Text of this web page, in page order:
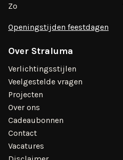
Zo
Openingstijden feestdagen
Over Straluma
Verlichtingsstijlen
Veelgestelde vragen
Projecten
Over ons
Cadeaubonnen
Contact
Vacatures